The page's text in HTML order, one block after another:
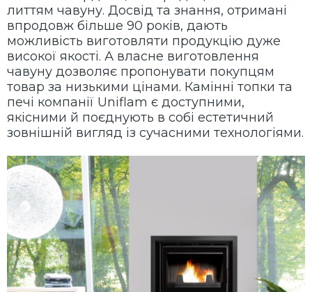
литтям чавуну. Досвід та знання, отримані
впродовж більше 90 років, дають
можливість виготовляти продукцію дуже
високої якості. А власне виготовлення
чавуну дозволяє пропонувати покупцям
товар за низькими цінами. Камінні топки та
печі компанії Uniflam є доступними,
якісними й поєднують в собі естетичний
зовнішній вигляд із сучасними технологіями.